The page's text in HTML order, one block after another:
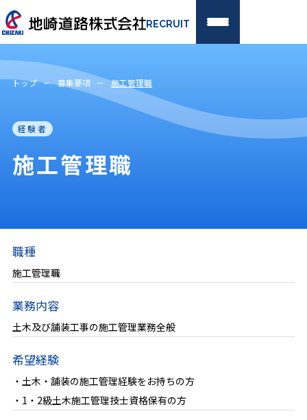
RECRUIT
トップページ
地崎道路を知る
代表メッセージ
仕事を知る
事業フィールド
活躍できる部門と仕事
身につくスキル
トップ 募集要項 施工管理職
経験者
施工管理職
職種
施工管理職
業務内容
土木及び舗装工事の施工管理業務全般
希望経験
・土木・舗装の施工管理経験をお持ちの方
・1・2級土木施工管理技士資格保有の方